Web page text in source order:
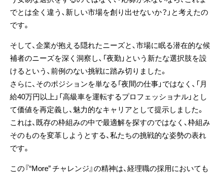
でとは全く違う、新しい市場を創り出せないか？」と考えたの
です。
そして、企業が抱える隠れたニーズと、市場に眠る潜在的な候
補者のニーズを深く洞察し、「夜勤」という新たな選択肢を設
けるという、前例のない挑戦に踏み切りました。
さらに、そのポジションを単なる「夜間の仕事」ではなく、「月
給40万円以上」「高級車を運転するプロフェッショナル」とし
て価値を再定義し、魅力的なキャリアとして提示しました。
これは、既存の枠組みの中で最適解を探すのではなく、枠組み
そのものを変革しようとする、私たちの挑戦的な姿勢の表れ
です。
この『“More” チャレンジ』の精神は、経理職の採用においても